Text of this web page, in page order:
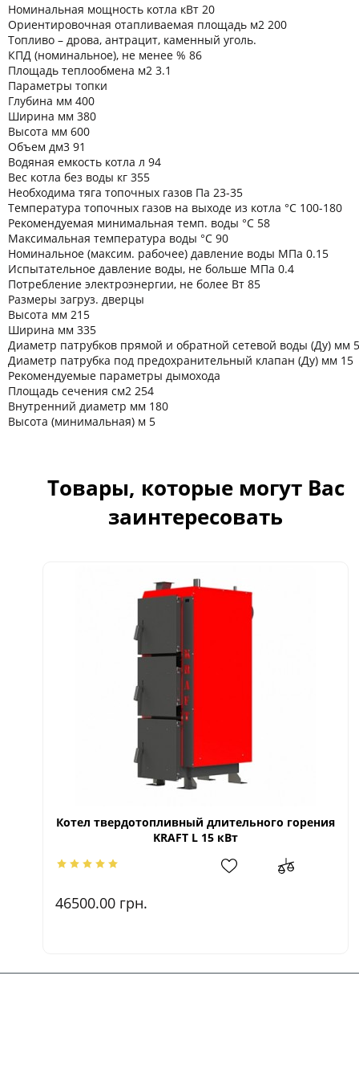
Номинальная мощность котла кВт 20
Ориентировочная отапливаемая площадь м2 200
Топливо – дрова, антрацит, каменный уголь.
КПД (номинальное), не менее % 86
Площадь теплообмена м2 3.1
Параметры топки
Глубина мм 400
Ширина мм 380
Высота мм 600
Объем дм3 91
Водяная емкость котла л 94
Вес котла без воды кг 355
Необходима тяга топочных газов Па 23-35
Температура топочных газов на выходе из котла °C 100-180
Рекомендуемая минимальная темп. воды °C 58
Максимальная температура воды °C 90
Номинальное (максим. рабочее) давление воды МПа 0.15
Испытательное давление воды, не больше МПа 0.4
Потребление электроэнергии, не более Вт 85
Размеры загруз. дверцы
Высота мм 215
Ширина мм 335
Диаметр патрубков прямой и обратной сетевой воды (Ду) мм
Диаметр патрубка под предохранительный клапан (Ду) мм 15
Рекомендуемые параметры дымохода
Площадь сечения см2 254
Внутренний диаметр мм 180
Высота (минимальная) м 5
Товары, которые могут Вас
заинтересовать
Котел твердотопливный длительного горения
KRAFT L 15 кВт
46500.00 грн.